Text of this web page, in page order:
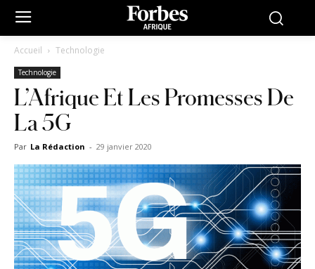
Accueil Technologie
Technologie
L’Afrique Et Les Promesses De
La 5G
Par La Rédaction - 29 janvier 2020